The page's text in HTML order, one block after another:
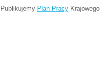
Publikujemy Plan Pracy